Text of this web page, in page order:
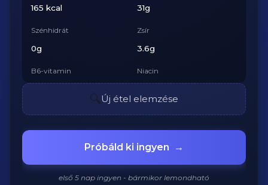
165 kcal 31g
Szénhidrát
0g
Zsír
3.6g
B6-vitamin Niacin
🔍Új étel elemzése
Próbáld ki ingyen →
első 5 nap ingyen - bármikor lemondható